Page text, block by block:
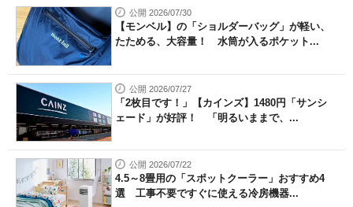
公開 2026/07/30
【モンベル】の「ショルダーバッグ」が軽い、
たためる、大容量！ 水筒が入るポケット...
公開 2026/07/27
「2枚目です！」【カインズ】1480円「サンシ
ェード」が好評！ 「明るいままで、...
公開 2026/07/22
4.5～8畳用の「スポットクーラー」おすすめ4
選 工事不要ですぐに使える冷房機器...